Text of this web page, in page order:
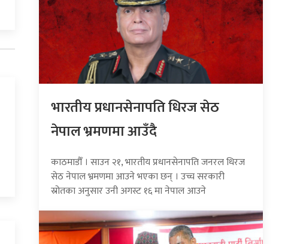
भारतीय प्रधानसेनापति धिरज सेठ
नेपाल भ्रमणमा आउँदै
काठमाडौँ । साउन २१, भारतीय प्रधानसेनापति जनरल धिरज
सेठ नेपाल भ्रमणमा आउने भएका छन् । उच्च सरकारी
स्रोतका अनुसार उनी अगस्ट १६ मा नेपाल आउने